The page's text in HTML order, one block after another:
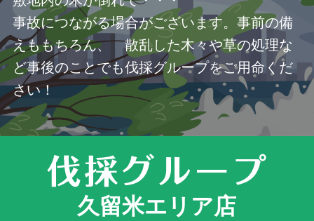
事故につながる場合がございます。事前の備
えももちろん、 散乱した木々や草の処理な
ど事後のことでも伐採グループをご用命くだ
さい！
久留米エリア店